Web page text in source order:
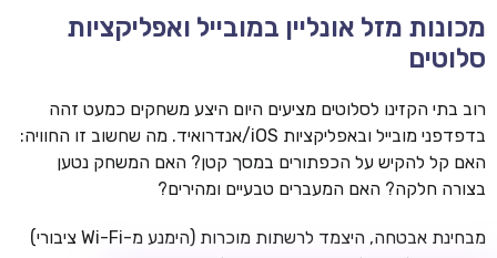
TSARS
חבילת קבלת פנים: בונוס 100% עד 300€ + 100 ספיני בונוס על
CASOO
חדשים
ROYSPINS
חינם על ההפקדות הראשונות
מכונות מזל אונליין במובייל ואפליקציות
סלוטים
רוב בתי הקזינו לסלוטים מציעים היום היצע משחקים כמעט זהה
בדפדפני מובייל ובאפליקציות iOS/אנדרואיד. מה שחשוב זו החוויה:
האם קל להקיש על הכפתורים במסך קטן? האם המשחק נטען
בצורה חלקה? האם המעברים טבעיים ומהירים?
מבחינת אבטחה, היצמד לרשתות מוכרות (הימנע מ-Wi-Fi ציבורי)